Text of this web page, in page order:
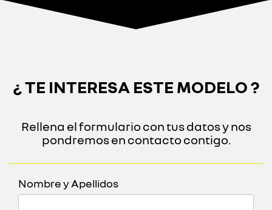
¿ TE INTERESA ESTE MODELO ?
Rellena el formulario con tus datos y nos
pondremos en contacto contigo.
Nombre y Apellidos